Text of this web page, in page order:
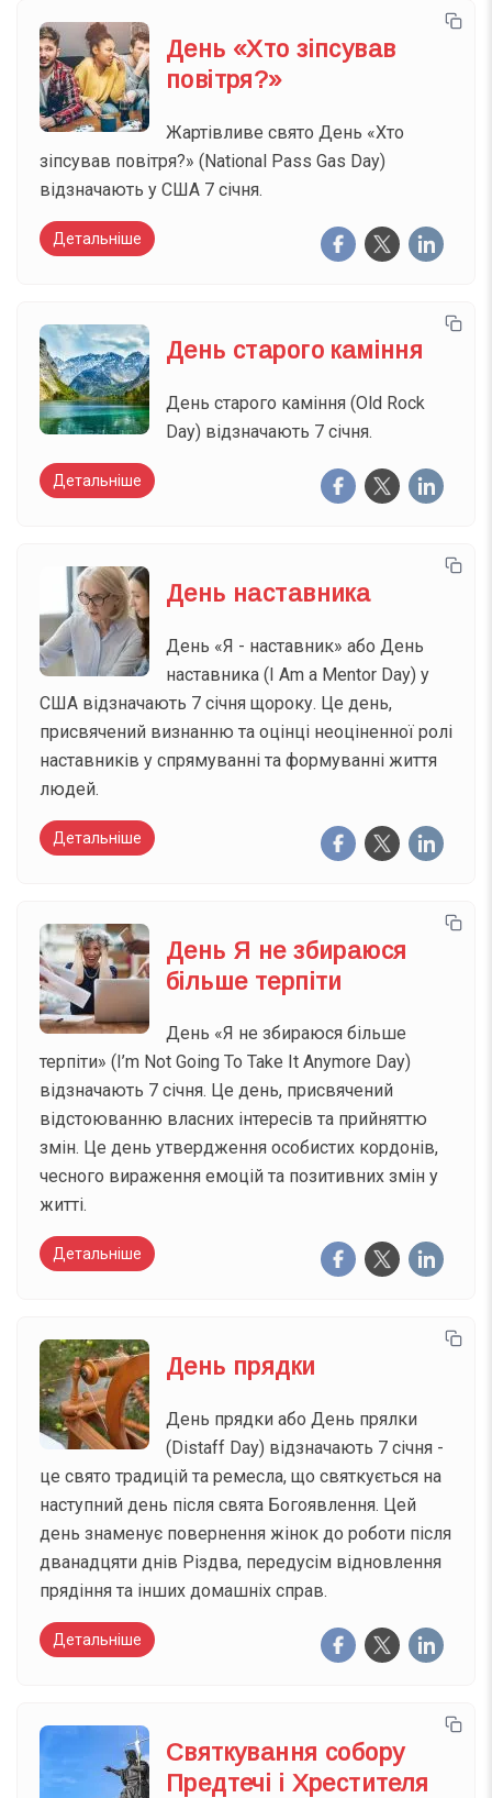
День «Хто зіпсував
повітря?»
Жартівливе свято День «Хто
зіпсував повітря?» (National Pass Gas Day)
відзначають у США 7 січня.
Детальніше
День старого каміння
День старого каміння (Old Rock
Day) відзначають 7 січня.
Детальніше
День наставника
День «Я - наставник» або День
наставника (I Am a Mentor Day) у
США відзначають 7 січня щороку. Це день,
присвячений визнанню та оцінці неоціненної ролі
наставників у спрямуванні та формуванні життя
людей.
Детальніше
День Я не збираюся
більше терпіти
День «Я не збираюся більше
терпіти» (I’m Not Going To Take It Anymore Day)
відзначають 7 січня. Це день, присвячений
відстоюванню власних інтересів та прийняттю
змін. Це день утвердження особистих кордонів,
чесного вираження емоцій та позитивних змін у
житті.
Детальніше
День прядки
День прядки або День прялки
(Distaff Day) відзначають 7 січня -
це свято традицій та ремесла, що святкується на
наступний день після свята Богоявлення. Цей
день знаменує повернення жінок до роботи після
дванадцяти днів Різдва, передусім відновлення
прядіння та інших домашніх справ.
Детальніше
Святкування собору
Предтечі і Хрестителя